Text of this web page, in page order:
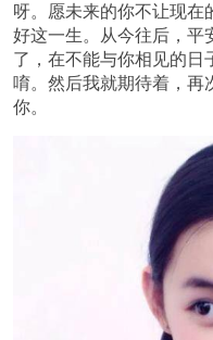
呀。愿未来的你不让现
好这一生。从今往后，平
了，在不能与你相见的日
唷。然后我就期待着，再
你。